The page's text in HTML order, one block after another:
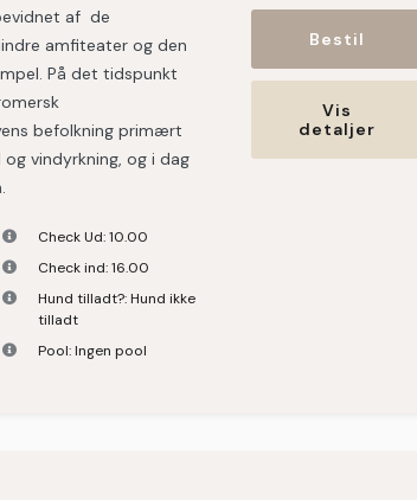
af de
amfiteater og den
På det tidspunkt
befolkning primært
vindyrkning, og i dag
Check Ud:10.00
Check ind:16.00
Hund tilladt?:Hund ikke
tilladt
Pool:Ingen pool
Bestil
Vis
detaljer